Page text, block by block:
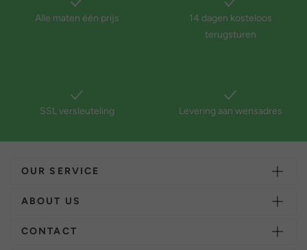
Alle maten één prijs
14 dagen kosteloos
terugsturen
SSL versleuteling Levering aan wensadres
OUR SERVICE
ABOUT US
CONTACT